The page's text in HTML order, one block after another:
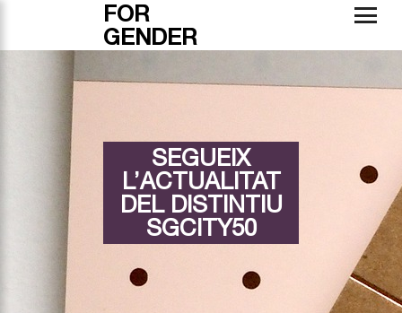
FOR
GENDER
SEGUEIX
L’ACTUALITAT
DEL DISTINTIU
SGCITY50